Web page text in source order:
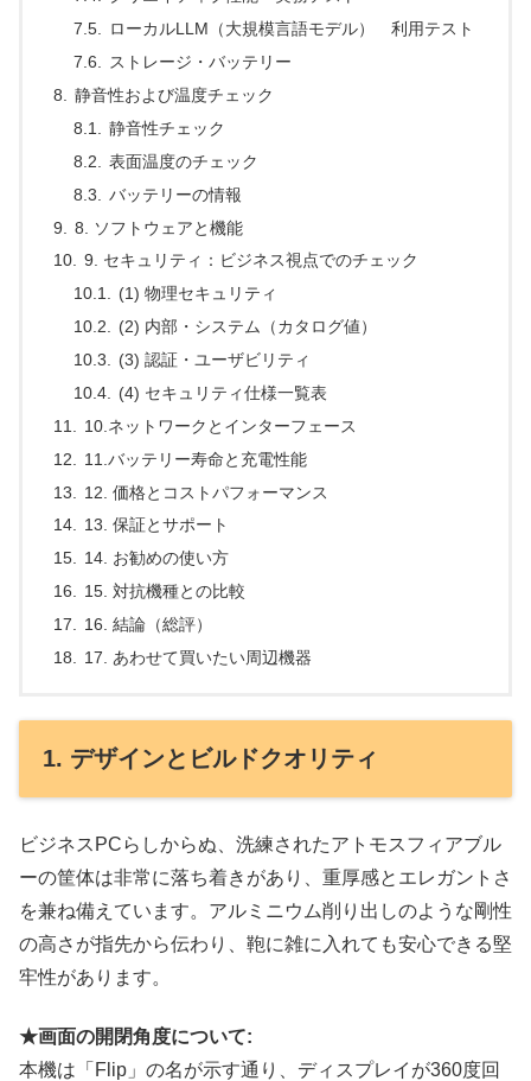
ローカルLLM（大規模言語モデル） 利用テスト
ストレージ・バッテリー
静音性および温度チェック
静音性チェック
表面温度のチェック
バッテリーの情報
8. ソフトウェアと機能
9. セキュリティ：ビジネス視点でのチェック
(1) 物理セキュリティ
(2) 内部・システム（カタログ値）
(3) 認証・ユーザビリティ
(4) セキュリティ仕様一覧表
10.ネットワークとインターフェース
11.バッテリー寿命と充電性能
12. 価格とコストパフォーマンス
13. 保証とサポート
14. お勧めの使い方
15. 対抗機種との比較
16. 結論（総評）
17. あわせて買いたい周辺機器
1. デザインとビルドクオリティ
ビジネスPCらしからぬ、洗練されたアトモスフィアブル
ーの筐体は非常に落ち着きがあり、重厚感とエレガントさ
を兼ね備えています。アルミニウム削り出しのような剛性
の高さが指先から伝わり、鞄に雑に入れても安心できる堅
牢性があります。
★画面の開閉角度について:
本機は「Flip」の名が示す通り、ディスプレイが360度回